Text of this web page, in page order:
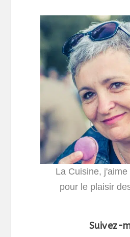
La Cuisine,
pour le plaisir
Suivez-